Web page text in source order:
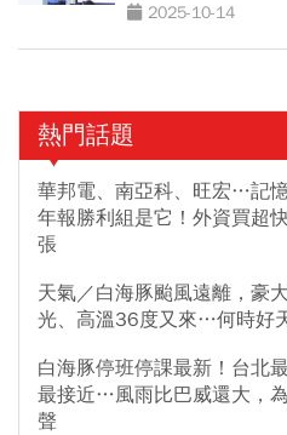
2025-10-14
熱門話題
華邦電、南亞科、旺宏…記
年報勝利組是它！外資買超
張
天氣／白海豚颱風遠離，豪
光、高溫36度又來…何時好
白海豚停班停課最新！台北
最接近…風雨比巴威還大，
聲